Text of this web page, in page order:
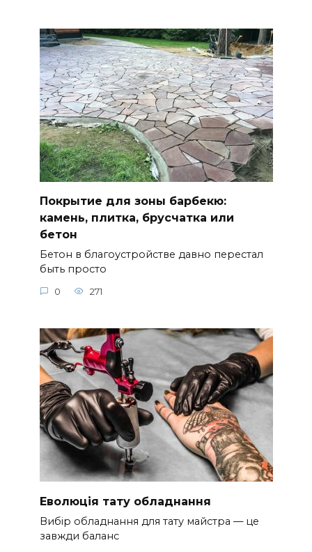
Покрытие для зоны барбекю:
камень, плитка, брусчатка или
бетон
Бетон в благоустройстве давно перестал
быть просто
0 271
Еволюція тату обладнання
Вибір обладнання для тату майстра — це
завжди баланс